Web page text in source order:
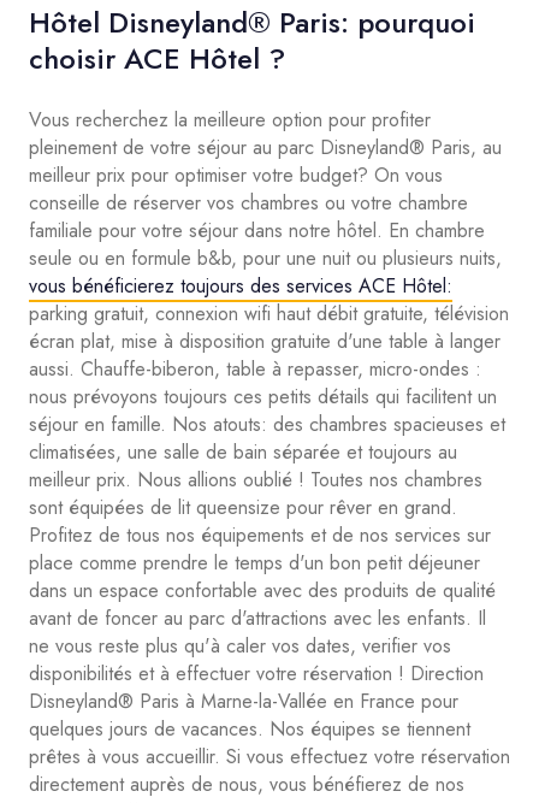
Hôtel Disneyland® Paris: pourquoi
choisir ACE Hôtel ?
Vous recherchez la meilleure option pour profiter
pleinement de votre séjour au parc Disneyland® Paris, au
meilleur prix pour optimiser votre budget? On vous
conseille de réserver vos chambres ou votre chambre
familiale pour votre séjour dans notre hôtel. En chambre
seule ou en formule b&b, pour une nuit ou plusieurs nuits,
vous bénéficierez toujours des services ACE Hôtel:
parking gratuit, connexion wifi haut débit gratuite, télévision
écran plat, mise à disposition gratuite d'une table à langer
aussi. Chauffe-biberon, table à repasser, micro-ondes :
nous prévoyons toujours ces petits détails qui facilitent un
séjour en famille. Nos atouts: des chambres spacieuses et
climatisées, une salle de bain séparée et toujours au
meilleur prix. Nous allions oublié ! Toutes nos chambres
sont équipées de lit queensize pour rêver en grand.
Profitez de tous nos équipements et de nos services sur
place comme prendre le temps d'un bon petit déjeuner
dans un espace confortable avec des produits de qualité
avant de foncer au parc d'attractions avec les enfants. Il
ne vous reste plus qu'à caler vos dates, verifier vos
disponibilités et à effectuer votre réservation ! Direction
Disneyland® Paris à Marne-la-Vallée en France pour
quelques jours de vacances. Nos équipes se tiennent
prêtes à vous accueillir. Si vous effectuez votre réservation
directement auprès de nous, vous bénéfierez de nos